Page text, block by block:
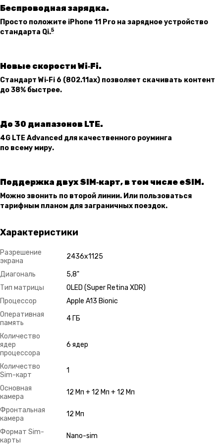
Беспроводная зарядка.
Просто положите iPhone 11 Pro на зарядное устройство
стандарта Qi.5
Новые скорости Wi‑Fi.
Стандарт Wi‑Fi 6 (802.11ax) позволяет скачивать контент
до 38% быстрее.
До 30 диапазонов LTE.
4G LTE Advanced для качественного роуминга
по всему миру.
Поддержка двух SIM‑карт, в том числе eSIM.
Можно звонить по второй линии. Или пользоваться
тарифным планом для заграничных поездок.
Характеристики
Разрешение
экрана
2436х1125
Диагональ
5,8"
Тип матрицы
OLED (Super Retina XDR)
Процессор
Apple A13 Bionic
Оперативная
память
4 ГБ
Количество
ядер
процессора
6 ядер
Количество
Sim-карт
1
Основная
камера
12 Мп + 12 Мп + 12 Мп
Фронтальная
камера
12 Мп
Формат Sim-
карты
Nano-sim